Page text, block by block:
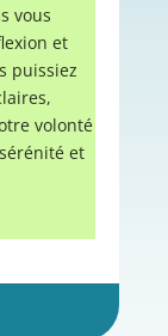
vous
et
puissiez
volonté
et